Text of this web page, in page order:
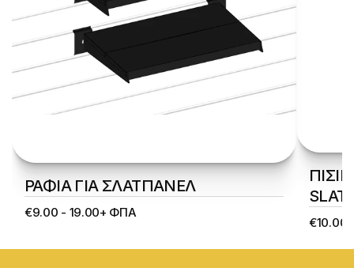
ΡΑΦΙΑ ΓΙΑ ΣΛΑΤΠΑΝΕΛ
€9.00 - 19.00+ ΦΠΑ